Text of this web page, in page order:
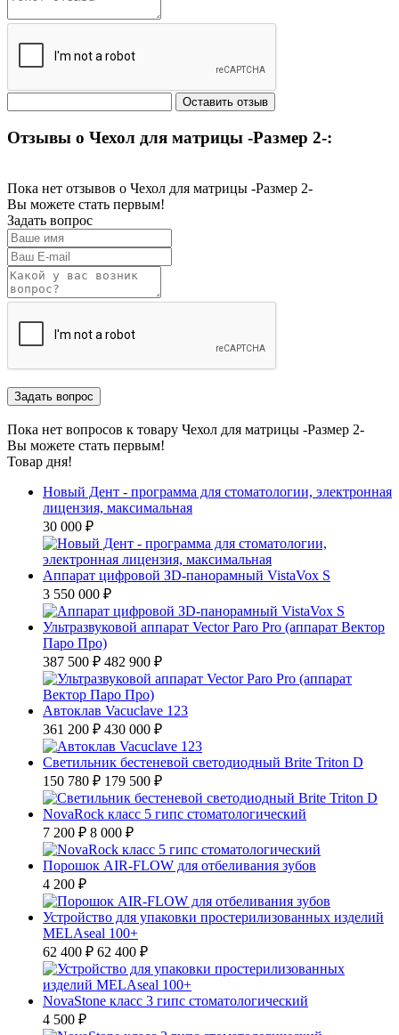
Отзывы о Чехол для матрицы -Размер 2-:
Пока нет отзывов о Чехол для матрицы -Размер 2-
Вы можете стать первым!
Задать вопрос
Пока нет вопросов к товару Чехол для матрицы -Размер 2-
Вы можете стать первым!
Товар дня!
Новый Дент - программа для стоматологии, электронная
лицензия, максимальная
30 000 ₽
Аппарат цифровой ЗD-панорамный VistaVox S
3 550 000 ₽
Ультразвуковой аппарат Vector Paro Pro (аппарат Вектор
Паро Про)
387 500 ₽ 482 900 ₽
Автоклав Vacuclave 123
361 200 ₽ 430 000 ₽
Светильник бестеневой светодиодный Brite Triton D
150 780 ₽ 179 500 ₽
NovaRock класс 5 гипс стоматологический
7 200 ₽ 8 000 ₽
Порошок AIR-FLOW для отбеливания зубов
4 200 ₽
Устройство для упаковки простерилизованных изделий
MELAseal 100+
62 400 ₽ 62 400 ₽
NovaStone класс 3 гипс стоматологический
4 500 ₽